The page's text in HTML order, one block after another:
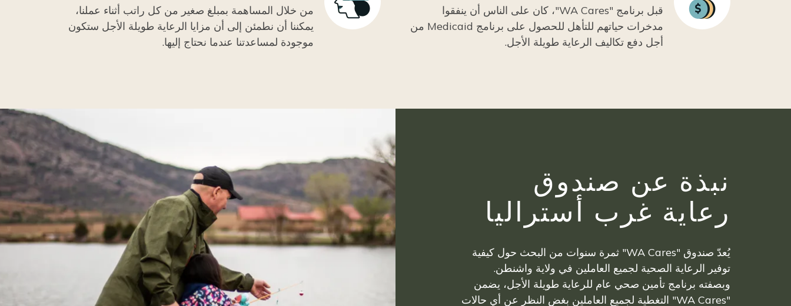
قبل برنامج "WA Cares"، كان على الناس أن ينفقوا
مدخرات حياتهم للتأهل للحصول على برنامج Medicaid من
أجل دفع تكاليف الرعاية طويلة الأجل.
من خلال المساهمة بمبلغ صغير من كل راتب أثناء عملنا،
يمكننا أن نطمئن إلى أن مزايا الرعاية طويلة الأجل ستكون
موجودة لمساعدتنا عندما نحتاج إليها.
نبذة عن صندوق
رعاية غرب أستراليا
يُعدّ صندوق "WA Cares" ثمرة سنوات من البحث حول كيفية
توفير الرعاية الصحية لجميع العاملين في ولاية واشنطن.
وبصفته برنامج تأمين صحي عام للرعاية طويلة الأجل، يضمن
"WA Cares" التغطية لجميع العاملين بغض النظر عن أي حالات